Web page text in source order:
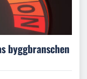
byggbranschen